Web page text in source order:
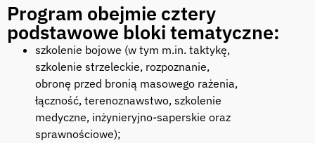
Program obejmie cztery
podstawowe bloki tematyczne:
szkolenie bojowe (w tym m.in. taktykę,
szkolenie strzeleckie, rozpoznanie,
obronę przed bronią masowego rażenia,
łączność, terenoznawstwo, szkolenie
medyczne, inżynieryjno-saperskie oraz
sprawnościowe);